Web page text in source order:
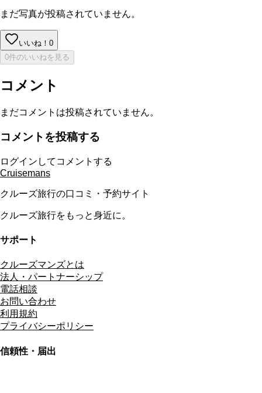
まだ写真が投稿されていません。
いいね！ 0
0件のいいねを見る
コメント
まだコメントは投稿されていません。
コメントを投稿する
ログインしてコメントする
Cruisemans
クルーズ旅行の口コミ・予約サイト
クルーズ旅行をもっと身近に。
サポート
クルーズマンズとは
法人・パートナーシップ
電話相談
お問い合わせ
利用規約
プライバシーポリシー
信頼性・届出